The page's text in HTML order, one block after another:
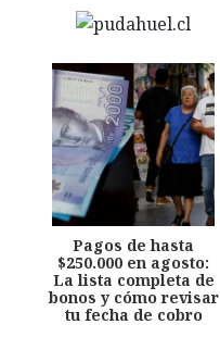
Pagos de hasta
$250.000 en agosto:
La lista completa de
bonos y cómo revisar
tu fecha de cobro